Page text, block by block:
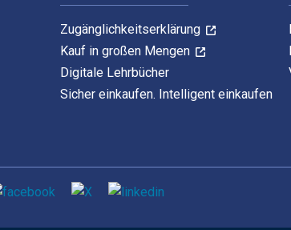
Zugänglichkeitserklärung
Kauf in großen Mengen
Digitale Lehrbücher
Sicher einkaufen. Intelligent einkaufen